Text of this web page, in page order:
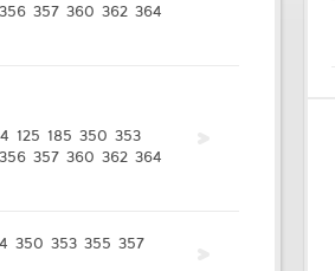
356 357 360 362 364
125 185 350 353
356 357 360 362 364
350 353 355 357